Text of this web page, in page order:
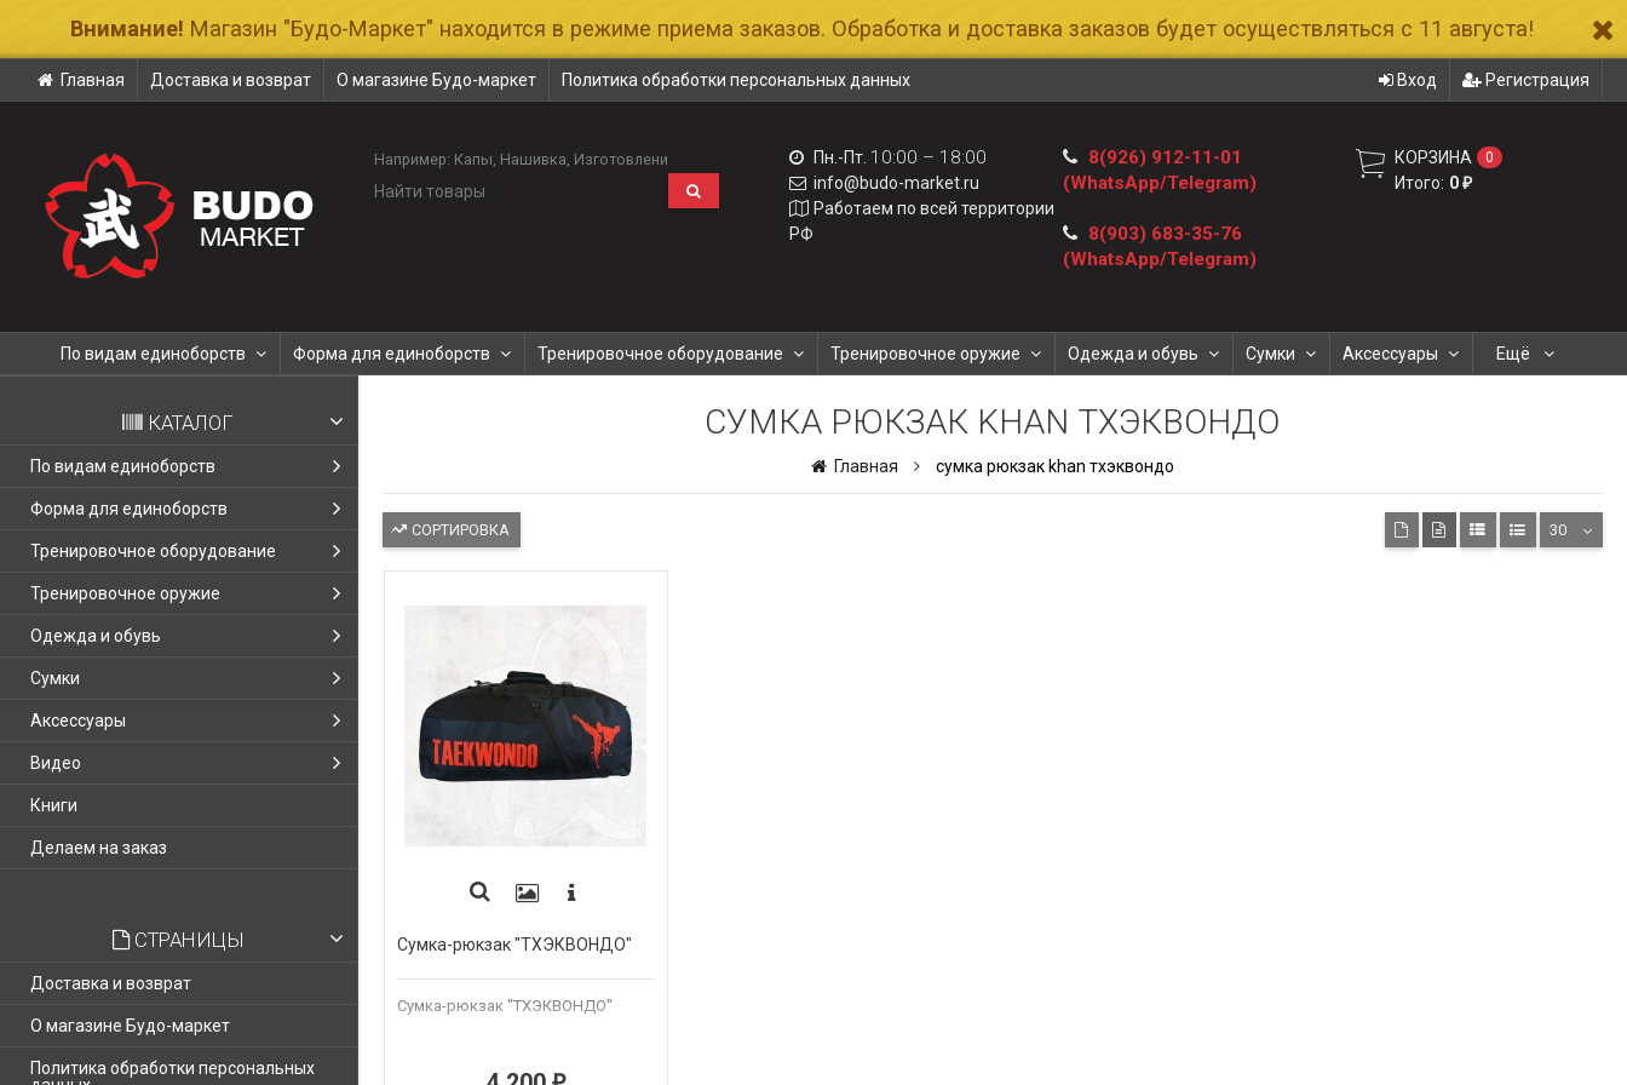
Внимание! Магазин "Будо-Маркет" находится в режиме приема заказов. Обработка и доставка заказов будет осуществляться с 11 августа!
Главная Доставка и возврат О магазине Будо-маркет Политика обработки персональных данных Вход Регистрация
Например: Капы Нашивка Изготовлени Пн.-Пт. 10:00 – 18:00
info@budo-market.ru
Работаем по всей территории
РФ
8(926) 912-11-01
(WhatsApp/Telegram)
8(903) 683-35-76
(WhatsApp/Telegram)
КОРЗИНА 0
Итого: 0₽
По видам единоборств Форма для единоборств Тренировочное оборудование Тренировочное оружие Одежда и обувь Сумки Аксессуары Ещё
КАТАЛОГ
По видам единоборств
Форма для единоборств
Тренировочное оборудование
Тренировочное оружие
Одежда и обувь
Сумки
Аксессуары
Видео
Книги
Делаем на заказ
СТРАНИЦЫ
Доставка и возврат
О магазине Будо-маркет
Политика обработки персональных
СУМКА РЮКЗАК KHAN ТХЭКВОНДО
Главная сумка рюкзак khan тхэквондо
СОРТИРОВКА 30
Сумка-рюкзак "ТХЭКВОНДО"
Сумка-рюкзак "ТХЭКВОНДО"